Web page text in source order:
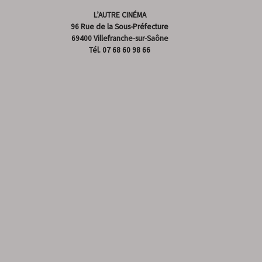
L’AUTRE CINÉMA
96 Rue de la Sous-Préfecture
69400 Villefranche-sur-Saône
Tél. 07 68 60 98 66